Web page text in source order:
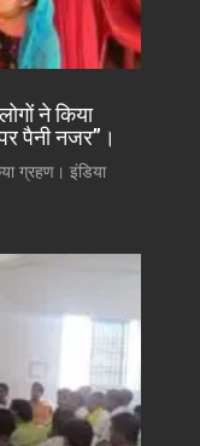
ने किया
पैनी नजर”।
ग्रहण। इंडिया